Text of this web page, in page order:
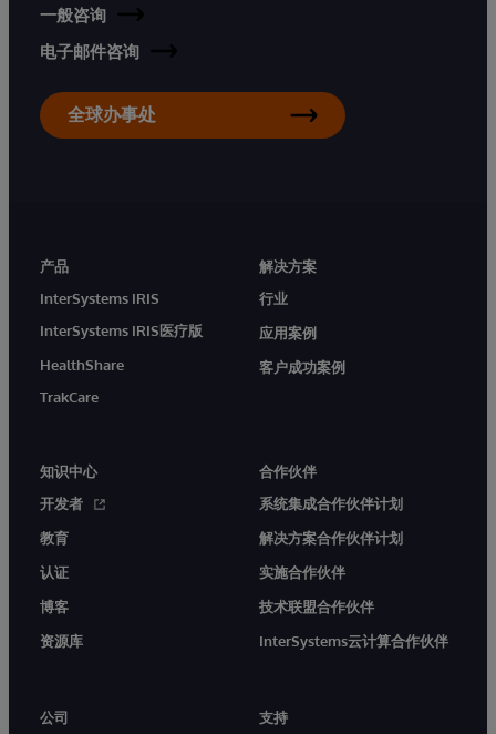
一般咨询
电子邮件咨询
全球办事处
产品
InterSystems IRIS
InterSystems IRIS医疗版
HealthShare
TrakCare
解决方案
行业
应用案例
客户成功案例
知识中心
开发者
教育
认证
博客
资源库
合作伙伴
系统集成合作伙伴计划
解决方案合作伙伴计划
实施合作伙伴
技术联盟合作伙伴
InterSystems云计算合作伙伴
公司
支持